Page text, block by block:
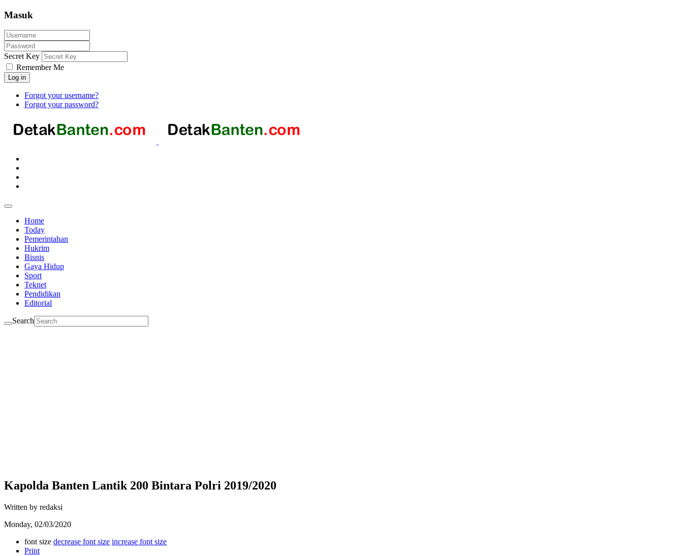
Masuk
Secret Key
Remember Me
Log in
Forgot your username?
Forgot your password?
Home
Today
Pemerintahan
Hukrim
Bisnis
Gaya Hidup
Sport
Teknet
Pendidikan
Editorial
Search
Kapolda Banten Lantik 200 Bintara Polri 2019/2020
Written by redaksi
Monday, 02/03/2020
font size decrease font size increase font size
Print